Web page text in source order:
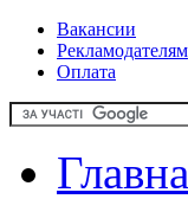
Вакансии
Рекламодателям
Оплата